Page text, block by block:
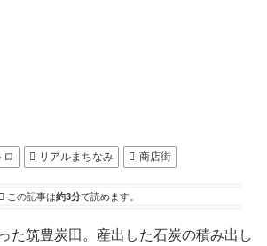
ロ リアルまちなみ 商店街
この記事は約3分で読めます。
た筑豊炭田。産出した石炭の積み出し